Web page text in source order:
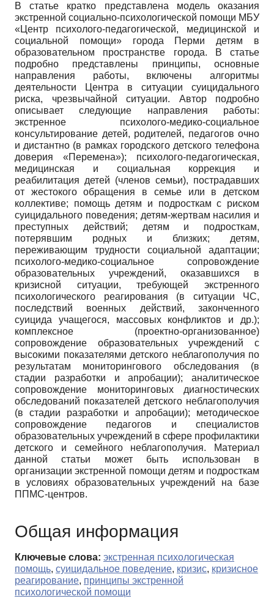
В статье кратко представлена модель оказания
экстренной социально-психологической помощи МБУ
«Центр психолого-педагогической, медицинской и
социальной помощи» города Перми детям в
образовательном пространстве города. В статье
подробно представлены принципы, основные
направления работы, включены алгоритмы
деятельности Центра в ситуации суицидального
риска, чрезвычайной ситуации. Автор подробно
описывает следующие направления работы:
экстренное психолого-медико-социальное
консультирование детей, родителей, педагогов очно
и дистантно (в рамках городского детского телефона
доверия «Перемена»); психолого-педагогическая,
медицинская и социальная коррекция и
реабилитация детей (членов семьи), пострадавших
от жестокого обращения в семье или в детском
коллективе; помощь детям и подросткам с риском
суицидального поведения; детям-жертвам насилия и
преступных действий; детям и подросткам,
потерявшим родных и близких; детям,
переживающим трудности социальной адаптации;
психолого-медико-социальное сопровождение
образовательных учреждений, оказавшихся в
кризисной ситуации, требующей экстренного
психологического реагирования (в ситуации ЧС,
последствий военных действий, законченного
суицида учащегося, массовых конфликтов и др.);
комплексное (проектно-организованное)
сопровождение образовательных учреждений с
высокими показателями детского неблагополучия по
результатам мониторингового обследования (в
стадии разработки и апробации); аналитическое
сопровождение мониторинговых диагностических
обследований показателей детского неблагополучия
(в стадии разработки и апробации); методическое
сопровождение педагогов и специалистов
образовательных учреждений в сфере профилактики
детского и семейного неблагополучия. Материал
данной статьи может быть использован в
организации экстренной помощи детям и подросткам
в условиях образовательных учреждений на базе
ППМС-центров.
Общая информация
Ключевые слова: экстренная психологическая
помощь, суицидальное поведение, кризис, кризисное
реагирование, принципы экстренной
психологической помощи